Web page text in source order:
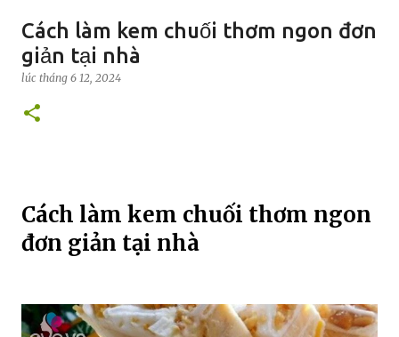
Cách làm kem chuối thơm ngon đơn
giản tại nhà
lúc tháng 6 12, 2024
Cách làm kem chuối thơm ngon
đơn giản tại nhà